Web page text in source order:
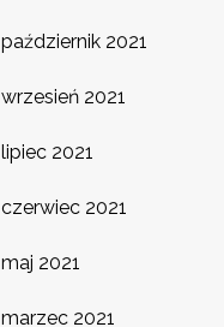
październik 2021
wrzesień 2021
lipiec 2021
czerwiec 2021
maj 2021
marzec 2021